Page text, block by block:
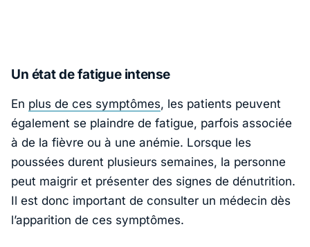
Un état de fatigue intense
En plus de ces symptômes, les patients peuvent
également se plaindre de fatigue, parfois associée
à de la fièvre ou à une anémie. Lorsque les
poussées durent plusieurs semaines, la personne
peut maigrir et présenter des signes de dénutrition.
Il est donc important de consulter un médecin dès
l’apparition de ces symptômes.